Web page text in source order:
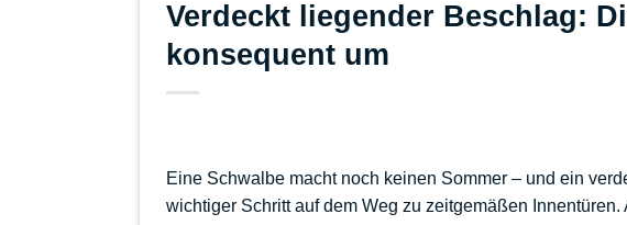
Verdeckt liegender Beschlag:
konsequent um
Eine Schwalbe macht noch keinen Sommer – und ein
wichtiger Schritt auf dem Weg zu zeitgemäßen